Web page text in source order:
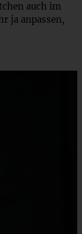
auch im
ja anpassen,